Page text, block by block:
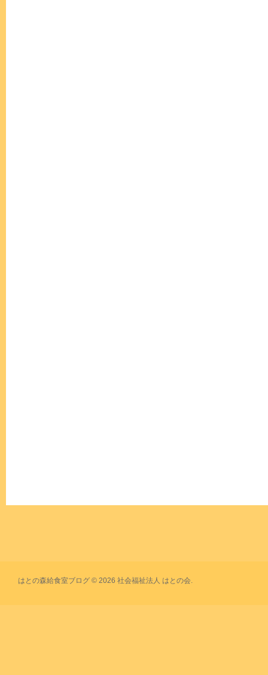
はとの森給食室ブログ © 2026 社会福祉法人 はとの会.